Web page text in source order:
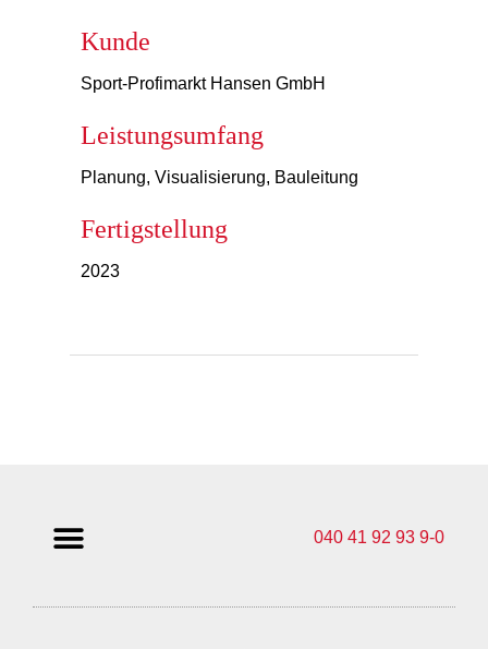
Kunde
Sport-Profimarkt Hansen GmbH
Leistungsumfang
Planung, Visualisierung, Bauleitung
Fertigstellung
2023
040 41 92 93 9-0